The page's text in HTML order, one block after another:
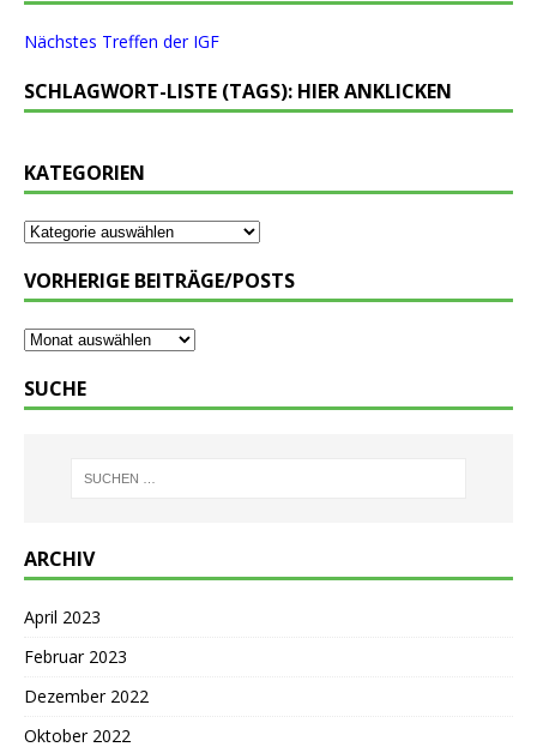
Nächstes Treffen der IGF
SCHLAGWORT-LISTE (TAGS): HIER ANKLICKEN
KATEGORIEN
VORHERIGE BEITRÄGE/POSTS
SUCHE
ARCHIV
April 2023
Februar 2023
Dezember 2022
Oktober 2022